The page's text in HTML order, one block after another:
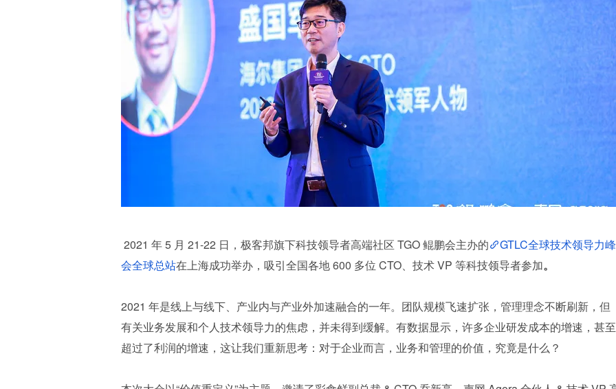
2021 年 5 月 21-22 日，极客邦旗下科技领导者高端社区 TGO 鲲鹏会主办的
GTLC全球技术领导力峰
会全球总站在上海成功举办，吸引全国各地 600 多位 CTO、技术 VP 等科技领导者参加。
2021 年是线上与线下、产业内与产业外加速融合的一年。团队规模飞速扩张，管理理念不断刷新，但
有关业务发展和个人技术领导力的焦虑，并未得到缓解。有数据显示，许多企业研发成本的增速，甚至
超过了利润的增速，这让我们重新思考：对于企业而言，业务和管理的价值，究竟是什么？